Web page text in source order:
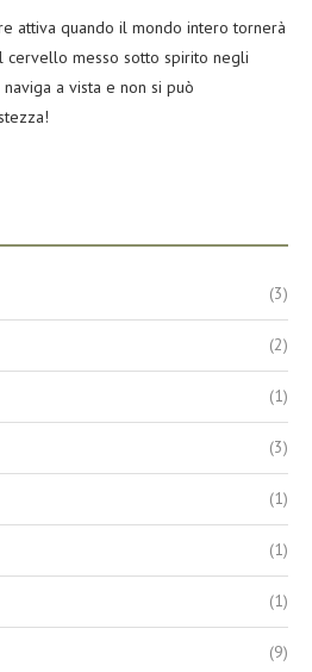
attiva quando il mondo intero tornerà
messo sotto spirito negli
a vista e non si può
(3)
(2)
(1)
(3)
(1)
(1)
(1)
(9)